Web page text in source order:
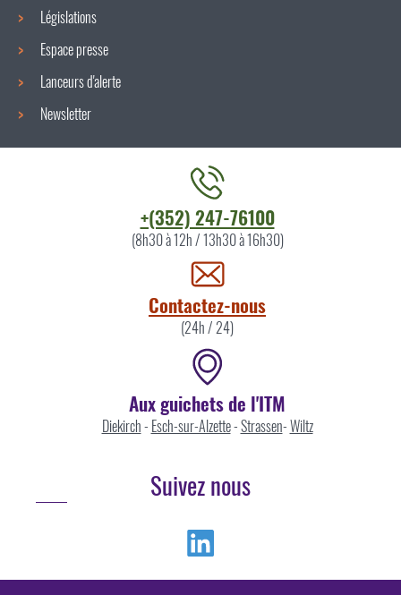
Législations
Espace presse
Lanceurs d'alerte
Newsletter
+(352) 247-76100
(8h30 à 12h / 13h30 à 16h30)
Contactez-nous
(24h / 24)
Aux guichets de l'ITM
Diekirch- Esch-sur-Alzette-Strassen-Wiltz
Suivez nous